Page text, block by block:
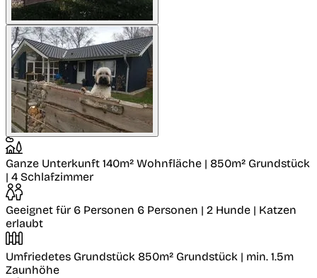
Ganze Unterkunft 140m² Wohnfläche | 850m² Grundstück
| 4 Schlafzimmer
Geeignet für 6 Personen 6 Personen | 2 Hunde | Katzen
erlaubt
Umfriedetes Grundstück 850m² Grundstück | min. 1.5m
Zaunhöhe